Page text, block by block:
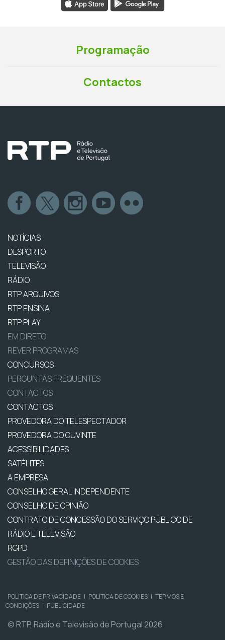
Programação
Contactos
NOTÍCIAS
DESPORTO
TELEVISÃO
RÁDIO
RTP ARQUIVOS
RTP ENSINA
RTP PLAY
EM DIRETO
REVER PROGRAMAS
CONCURSOS
PERGUNTAS FREQUENTES
CONTACTOS
CONTACTOS
PROVEDORA DO TELESPECTADOR
PROVEDORA DO OUVINTE
ACESSIBILIDADES
SATÉLITES
A EMPRESA
CONSELHO GERAL INDEPENDENTE
CONSELHO DE OPINIÃO
CONTRATO DE CONCESSÃO DO SERVIÇO PÚBLICO DE
RÁDIO E TELEVISÃO
RGPD
GESTÃO DAS DEFINIÇÕES DE COOKIES
POLÍTICA DE PRIVACIDADE | POLÍTICA DE COOKIES | TERMOS E
CONDIÇÕES | PUBLICIDADE
© RTP, Rádio e Televisão de Portugal 2026